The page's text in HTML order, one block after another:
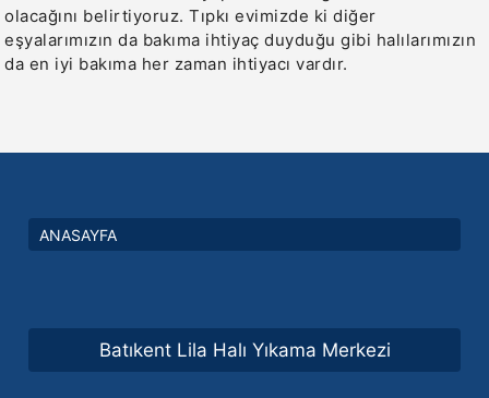
olacağını belirtiyoruz. Tıpkı evimizde ki diğer
eşyalarımızın da bakıma ihtiyaç duyduğu gibi halılarımızın
da en iyi bakıma her zaman ihtiyacı vardır.
ANASAYFA
Batıkent Lila Halı Yıkama Merkezi